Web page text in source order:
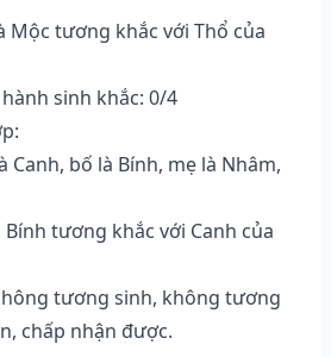
Mộc tương khắc với Thổ của
sinh khắc: 0/4
Canh, bố là Bính, mẹ là Nhâm,
Bính tương khắc với Canh của
tương sinh, không tương
chấp nhận được.